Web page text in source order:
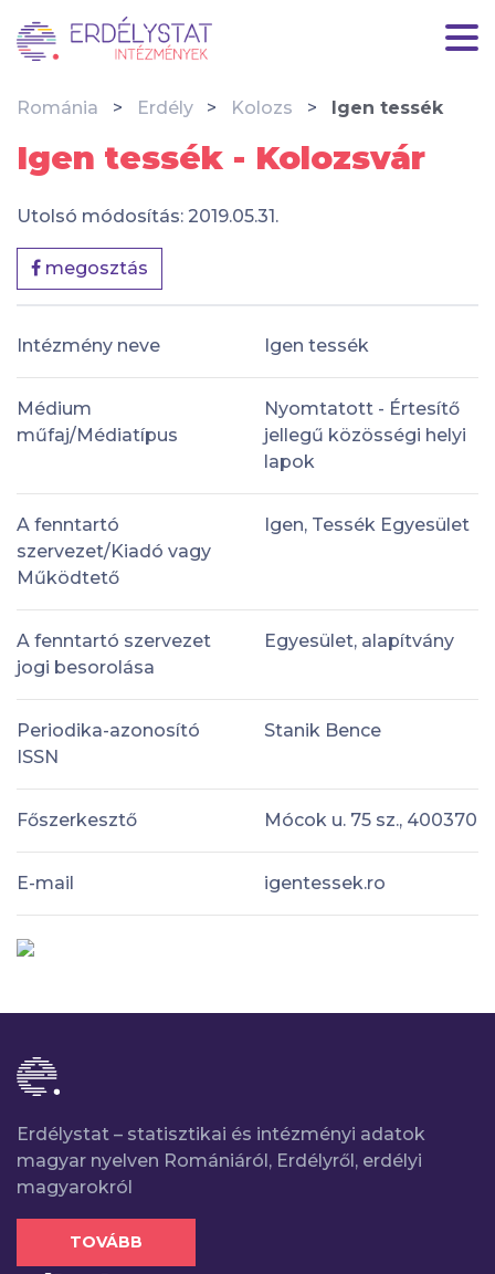
Románia Erdély Kolozs Igen tessék
Igen tessék - Kolozsvár
Utolsó módosítás: 2019.05.31.
megosztás
Intézmény neve Igen tessék
Médium
műfaj/Médiatípus
Nyomtatott - Értesítő
jellegű közösségi helyi
lapok
A fenntartó
szervezet/Kiadó vagy
Működtető
Igen, Tessék Egyesület
A fenntartó szervezet
jogi besorolása
Egyesület, alapítvány
Periodika-azonosító
ISSN
Stanik Bence
Főszerkesztő Mócok u. 75 sz., 400370
E-mail igentessek.ro
Erdélystat – statisztikai és intézményi adatok
magyar nyelven Romániáról, Erdélyről, erdélyi
magyarokról
TOVÁBB